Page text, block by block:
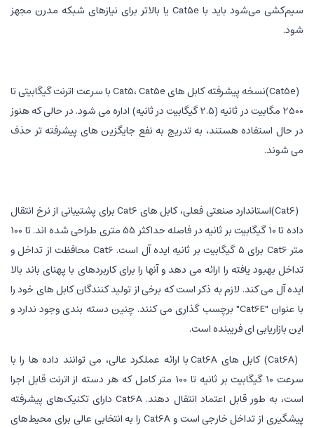
سیم‌کشی می‌شود باید با Cat5e یا بالاتر برای نیازهای شبکه مدرن مجهز
شود.
(Cat5e)نسخه پیشرفته کابل های Cat5، Cat5e با سرعت اترنت گیگابیتی تا
2500 مگابیت در ثانیه (2.5 گیگابیت در ثانیه) اداره می شود. در حالی که هنوز
در حال استفاده هستند، به تدریج به نفع جایگزین های پیشرفته تر حذف
می شوند.
(Cat6)استاندارد صنعتی فعلی، کابل های Cat6 برای پشتیبانی از نرخ انتقال
داده تا 10 گیگابیت بر ثانیه در فاصله حداکثر 55 متری طراحی شده اند. تا 100
متر Cat6 برای 5 گیگابیت بر ثانیه ایده آل است. Cat6 محافظت از تداخل و
تداخل بهبود یافته را ارائه می دهد و آنها را برای کاربردهای با پهنای باند بالا
ایده آل می کند. لازم به ذکر است که برخی از تولید کنندگان کابل های خود را
با عنوان "Cat6E" برچسب گذاری می کنند. چنین دسته بندی وجود ندارد و
این بازاریابی ای فریبنده است.
(Cat6A) کابل های Cat6A با ارائه عملکرد عالی، می توانند داده ها را با
سرعت 10 گیگابیت بر ثانیه تا 100 متر کامل که هر دسته از اترنت قابل اجرا
است، به طور قابل اعتماد انتقال دهند. Cat6A دارای تکنیک‌های پیشرفته
پیشگیری از تداخل خارجی است و Cat6A را به انتخابی عالی برای محیط‌های